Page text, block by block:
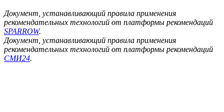
Документ, устанавливающий правила применения
рекомендательных технологий от платформы рекомендаций
SPARROW.
Документ, устанавливающий правила применения
рекомендательных технологий от платформы рекомендаций
СМИ24.